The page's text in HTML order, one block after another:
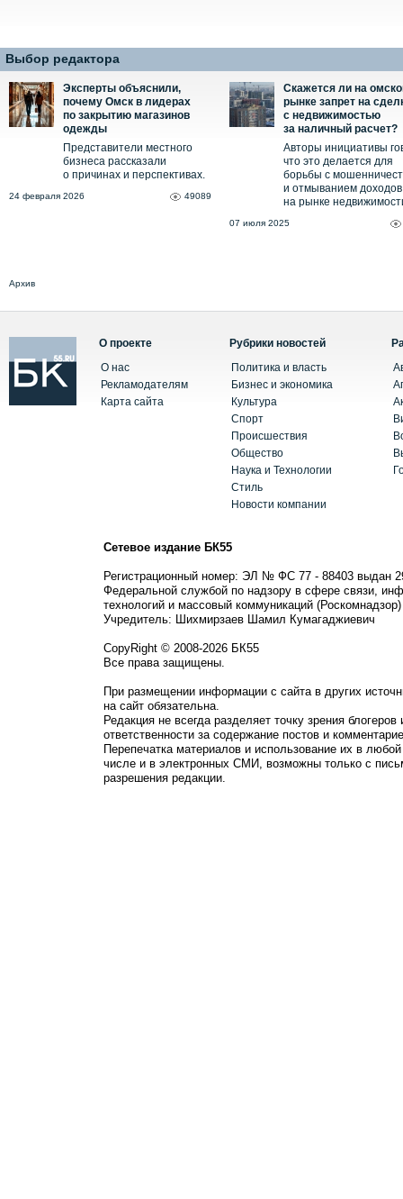
Выбор редактора
Эксперты объяснили,
почему Омск в лидерах
по закрытию магазинов
одежды
Представители местного
бизнеса рассказали
о причинах и перспективах.
24 февраля 2026 49089
Скажется ли на
рынке запрет на
с недвижимостью
за наличный расчет?
Авторы инициативы
что это делается для
борьбы с
и отмыванием доходов
на рынке
07 июля 2025
Архив
О проекте
О нас
Рекламодателям
Карта сайта
Рубрики новостей
Политика и власть
Бизнес и экономика
Культура
Спорт
Происшествия
Общество
Наука и Технологии
Стиль
Новости компании
Сетевое издание БК55
Регистрационный номер: ЭЛ № ФС 77 - 88403 выдан
Федеральной службой по надзору в сфере связи,
технологий и массовый коммуникаций (Роскомнадзор)
Учредитель: Шихмирзаев Шамил Кумагаджиевич
CopyRight © 2008-2026 БК55
Все права защищены.
При размещении информации с сайта в других
на сайт обязательна.
Редакция не всегда разделяет точку зрения блогеров
ответственности за содержание постов и
Перепечатка материалов и использование их в
числе и в электронных СМИ, возможны только с
разрешения редакции.